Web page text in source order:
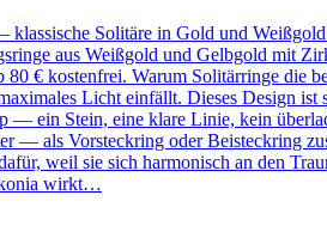
Solitäre in Gold und
aus Weißgold und Gelbgold mit
80 € kostenfrei. Warum Solitärringe
Licht einfällt. Dieses Design
— ein Stein, eine klare Linie, kein
— als Vorsteckring oder Beisteckring
weil sie sich harmonisch an den
wirkt…